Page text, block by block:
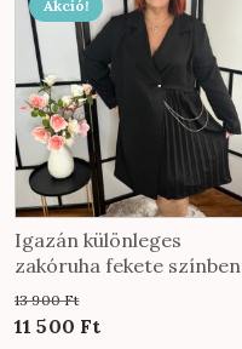
Akció!
Igazán különleges
zakóruha fekete színben
13 900Ft
Original
11 500 FtCurrent